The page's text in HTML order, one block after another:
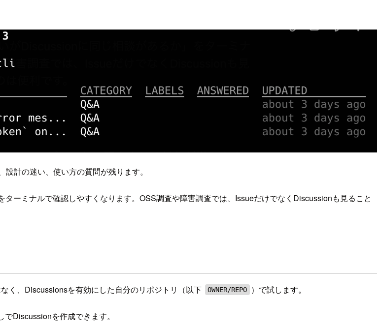
計の迷い、使い方の質問が残ります。
ーミナルで確認しやすくなります。OSS調査や障害調査では、IssueだけでなくDiscussionも見ること
く、Discussionsを有効にした自分のリポジトリ（以下 OWNER/REPO ）で試します。
Discussionを作成できます。